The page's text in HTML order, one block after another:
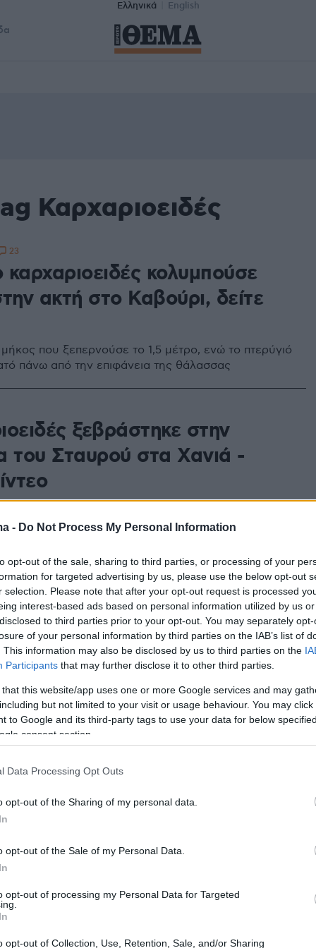
- Do Not Process My Personal Information
opt-out of the sale, sharing to third parties, or processing of your
for targeted advertising by us, please use the below opt-out
selection. Please note that after your opt-out request is processed
interest-based ads based on personal information utilized by us
to third parties prior to your opt-out. You may separately
of your personal information by third parties on the IAB’s list of
This information may also be disclosed by us to third parties on the
Participants that may further disclose it to other third parties.
that this website/app uses one or more Google services and may
but not limited to your visit or usage behaviour. You may
to Google and its third-party tags to use your data for below
consent section.
Data Processing Opt Outs
opt-out of the Sharing of my personal data.
opt-out of the Sale of my Personal Data.
opt-out of processing my Personal Data for Targeted
opt-out of Collection, Use, Retention, Sale, and/or Sharing
Ελληνικά English
Καρχαριοειδές
κολυμπούσε
ακτή στο Καβούρι, δείτε
μήκος που ξεπερνούσε το 1,5 μέτρο, ενώ το πτερύγιό
πάνω από την επιφάνεια της θάλασσας
23
ξεβράστηκε στην
του Σταυρού στα Χανιά -
περιστασιακά κοντά στις ακτές
εντοπίστηκε στον
Λάρισας σε απόσταση
από την παραλία - Δείτε
στους λουόμενους
32
– Δείτε βίντεο
χάσει τον προσανατολισμό του
128
ψάρι έπιασαν ανοιχτά της